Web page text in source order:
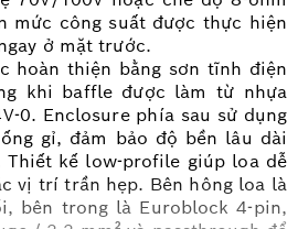
mức công suất được thực hiện
ở mặt trước.
hoàn thiện bằng sơn tĩnh điện
khi baffle được làm từ nhựa
0. Enclosure phía sau sử dụng
gỉ, đảm bảo độ bền lâu dài
Thiết kế low-profile giúp loa dễ
vị trí trần hẹp. Bên hông loa là
bên trong là Euroblock 4-pin,